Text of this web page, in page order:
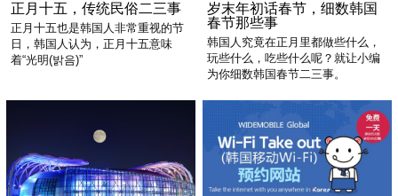
正月十五，传统民俗二三事
正月十五也是韩国人非常重视的节
日，韩国人认为，正月十五意味
着“光明(밝음)”
岁末年初话春节，细数韩国
春节那些事
韩国人究竟在正月里都做些什么，
玩些什么，吃些什么呢？就让小编
为你细数韩国春节二三事。